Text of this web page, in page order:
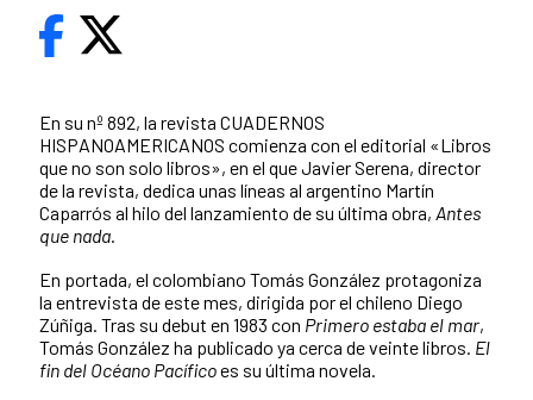
En su nº 892, la revista CUADERNOS
HISPANOAMERICANOS comienza con el editorial «Libros
que no son solo libros», en el que Javier Serena, director
de la revista, dedica unas líneas al argentino Martín
Caparrós al hilo del lanzamiento de su última obra, Antes
que nada.
En portada, el colombiano Tomás González protagoniza
la entrevista de este mes, dirigida por el chileno Diego
Zúñiga. Tras su debut en 1983 con Primero estaba el mar,
Tomás González ha publicado ya cerca de veinte libros. El
fin del Océano Pacíficoes su última novela.